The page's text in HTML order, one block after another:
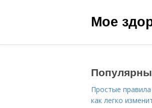
Мое
Простые
как легко